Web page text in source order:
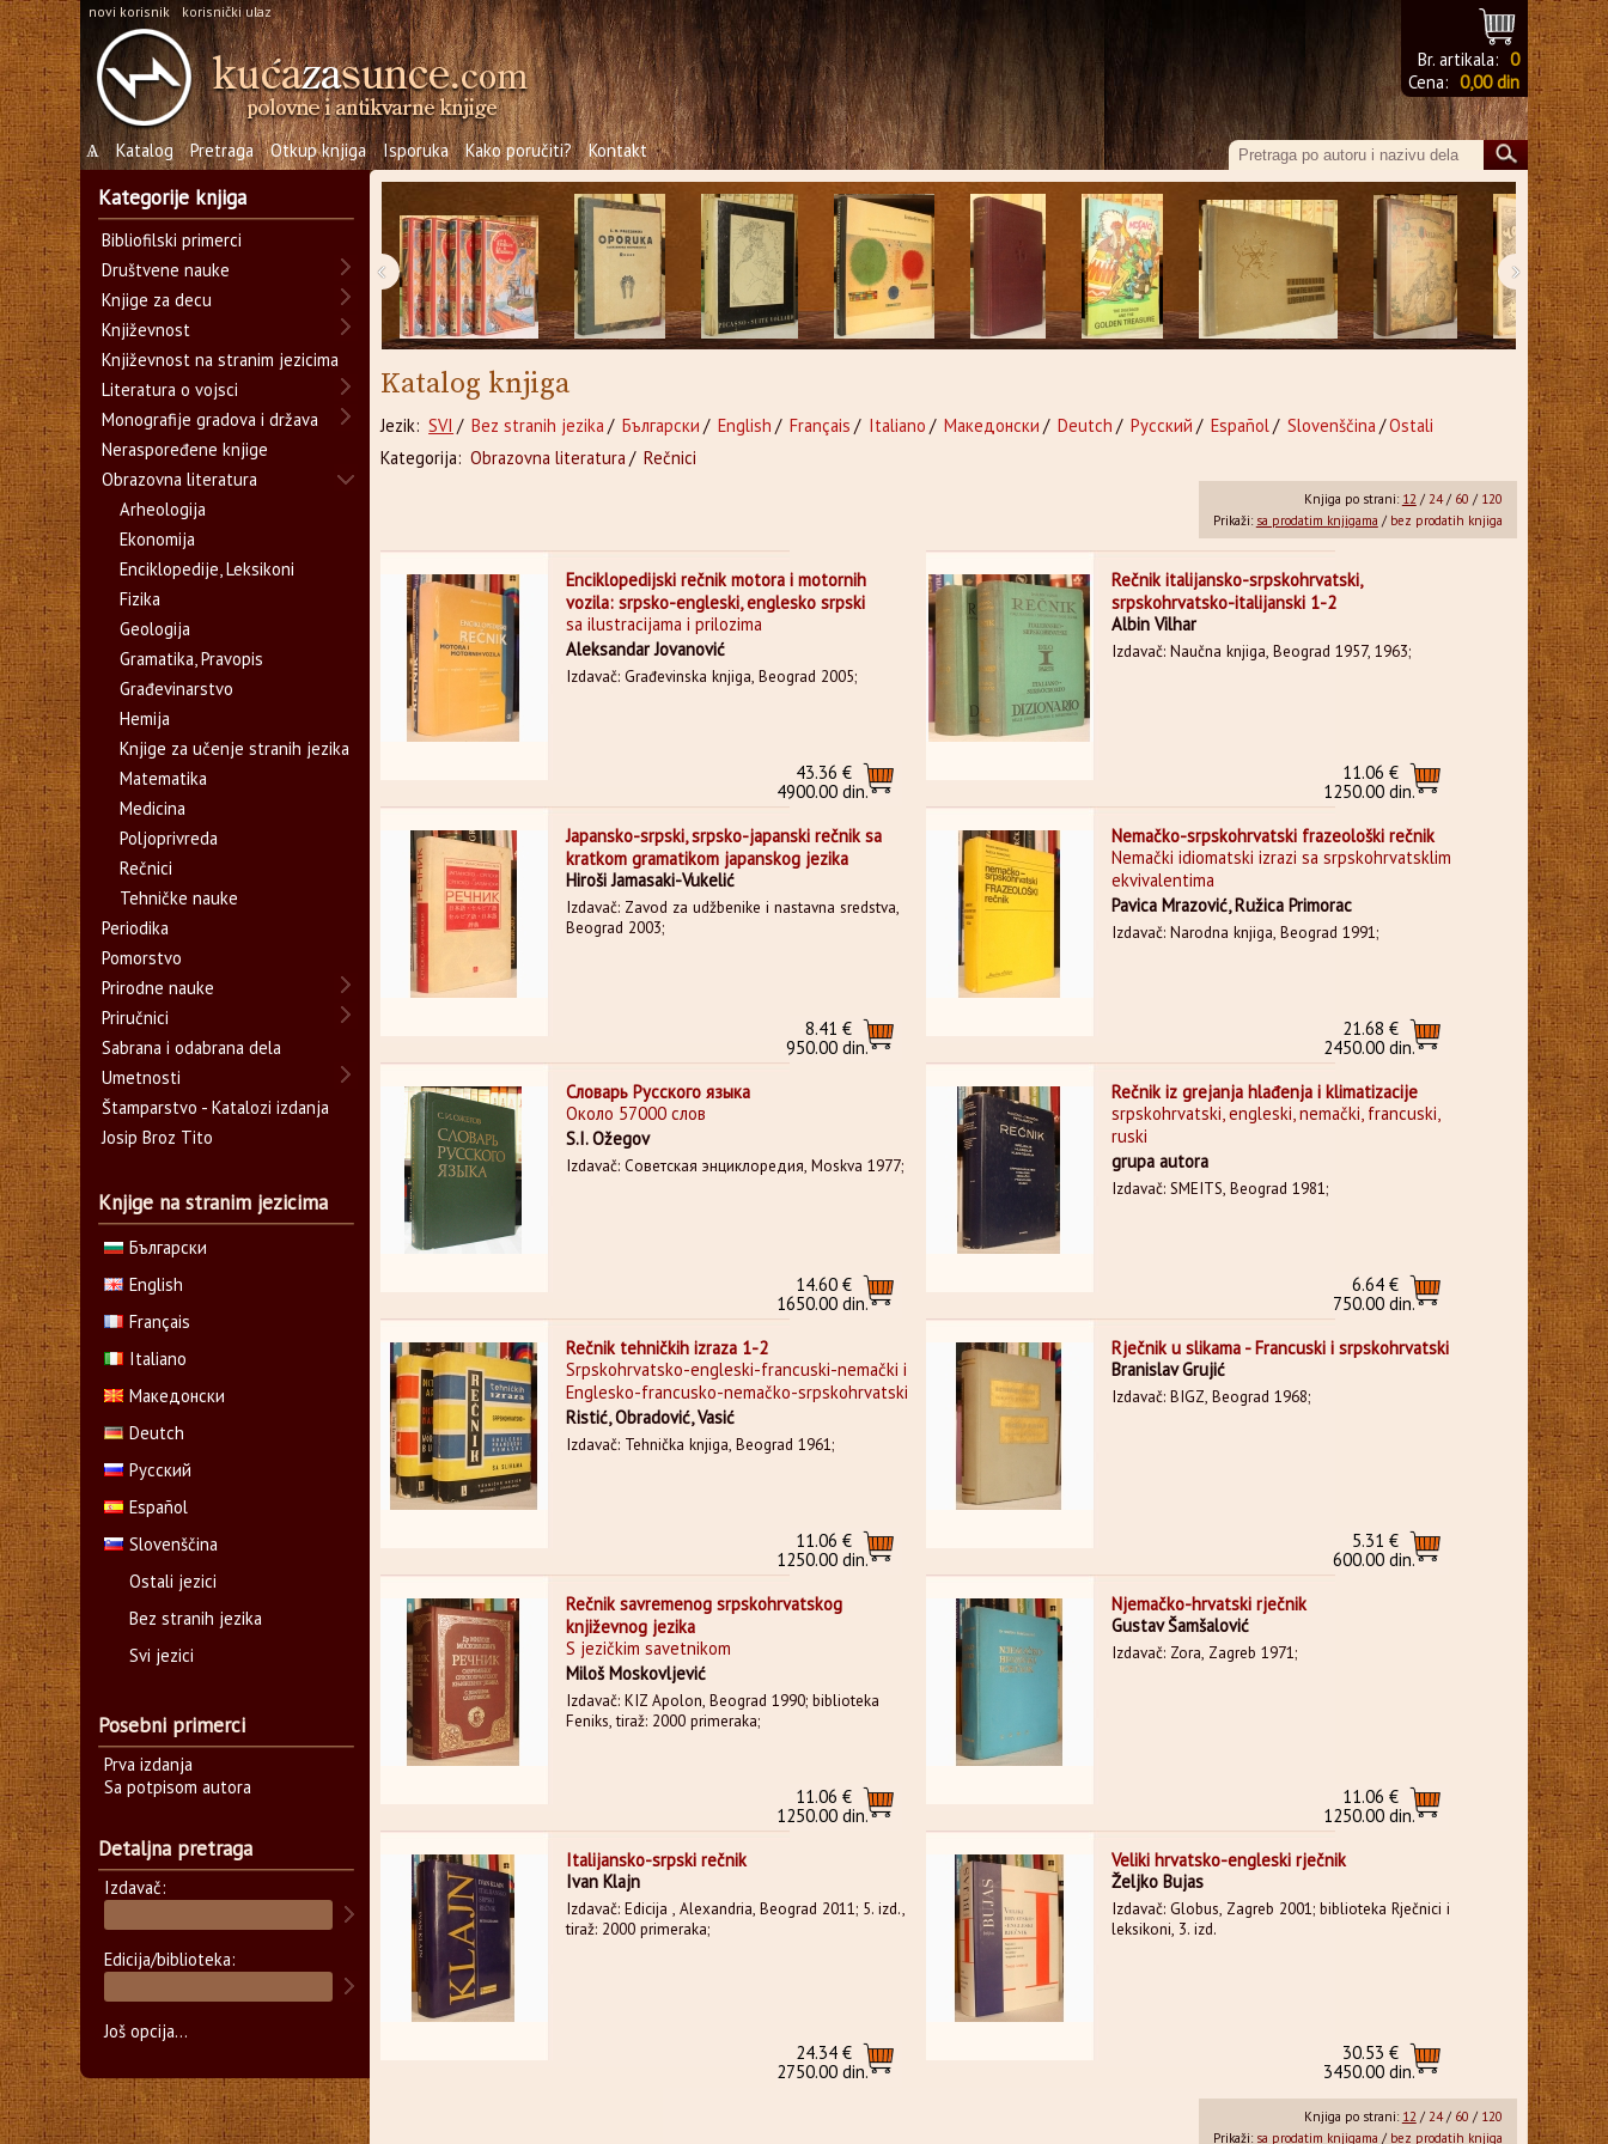
novi korisnik korisnički ulaz
Br. artikala: 0
Cena: 0,00 din
Ѧ Katalog Pretraga Otkup knjiga Isporuka Kako poručiti? Kontakt
‹ ›
Katalog knjiga
Jezik: SVI / Bez stranih jezika / Български / English / Français / Italiano / Македонски / Deutch / Русский / Español/ Slovenščina /Ostali
Kategorija: Obrazovna literatura/ Rečnici
Knjiga po strani: 12 / 24/ 60 / 120
Prikaži: sa prodatim knjigama / bez prodatih knjiga
Enciklopedijski rečnik motora i motornih
vozila: srpsko-engleski, englesko srpski
sa ilustracijama i prilozima
Aleksandar Jovanović
Izdavač: Građevinska knjiga, Beograd 2005;
43.36 €
4900.00 din.
Rečnik italijansko-srpskohrvatski,
srpskohrvatsko-italijanski 1-2
Albin Vilhar
Izdavač: Naučna knjiga, Beograd 1957, 1963;
11.06 €
1250.00 din.
Japansko-srpski, srpsko-japanski rečnik sa
kratkom gramatikom japanskog jezika
Hiroši Jamasaki-Vukelić
Izdavač: Zavod za udžbenike i nastavna sredstva,
Beograd 2003;
8.41 €
950.00 din.
Nemačko-srpskohrvatski frazeološki rečnik
Nemački idiomatski izrazi sa srpskohrvatsklim
ekvivalentima
Pavica Mrazović, Ružica Primorac
Izdavač: Narodna knjiga, Beograd 1991;
21.68 €
2450.00 din.
Словарь Русского языка
Около 57000 слов
S.I. Ožegov
Izdavač: Советская энциклоредия, Moskva 1977;
14.60 €
1650.00 din.
Rečnik iz grejanja hlađenja i klimatizacije
srpskohrvatski, engleski, nemački, francuski,
ruski
grupa autora
Izdavač: SMEITS, Beograd 1981;
6.64 €
750.00 din.
Rečnik tehničkih izraza 1-2
Srpskohrvatsko-engleski-francuski-nemački i
Englesko-francusko-nemačko-srpskohrvatski
Ristić, Obradović, Vasić
Izdavač: Tehnička knjiga, Beograd 1961;
11.06 €
1250.00 din.
Rječnik u slikama - Francuski i srpskohrvatski
Branislav Grujić
Izdavač: BIGZ, Beograd 1968;
5.31 €
600.00 din.
Rečnik savremenog srpskohrvatskog
književnog jezika
S jezičkim savetnikom
Miloš Moskovljević
Izdavač: KIZ Apolon, Beograd 1990; biblioteka
Feniks, tiraž: 2000 primeraka;
11.06 €
1250.00 din.
Njemačko-hrvatski rječnik
Gustav Šamšalović
Izdavač: Zora, Zagreb 1971;
11.06 €
1250.00 din.
Italijansko-srpski rečnik
Ivan Klajn
Izdavač: Edicija , Alexandria, Beograd 2011; 5. izd.,
tiraž: 2000 primeraka;
24.34 €
2750.00 din.
Veliki hrvatsko-engleski rječnik
Željko Bujas
Izdavač: Globus, Zagreb 2001; biblioteka Rječnici i
leksikoni, 3. izd.
30.53 €
3450.00 din.
Knjiga po strani: 12 / 24/ 60 / 120
Prikaži: sa prodatim knjigama / bez prodatih knjiga
Kategorije knjiga
Bibliofilski primerci
Društvene nauke
Knjige za decu
Književnost
Književnost na stranim jezicima
Literatura o vojsci
Monografije gradova i država
Neraspoređene knjige
Obrazovna literatura
Arheologija
Ekonomija
Enciklopedije, Leksikoni
Fizika
Geologija
Gramatika, Pravopis
Građevinarstvo
Hemija
Knjige za učenje stranih jezika
Matematika
Medicina
Poljoprivreda
Rečnici
Tehničke nauke
Periodika
Pomorstvo
Prirodne nauke
Priručnici
Sabrana i odabrana dela
Umetnosti
Štamparstvo - Katalozi izdanja
Josip Broz Tito
Knjige na stranim jezicima
Български
English
Français
Italiano
Македонски
Deutch
Русский
Español
Slovenščina
Ostali jezici
Bez stranih jezika
Svi jezici
Posebni primerci
Prva izdanja
Sa potpisom autora
Detaljna pretraga
Izdavač:
Edicija/biblioteka:
Još opcija...